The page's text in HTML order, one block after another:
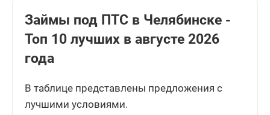
Займы под ПТС в Челябинске -
Топ 10 лучших в августе 2026
года
В таблице представлены предложения с
лучшими условиями.